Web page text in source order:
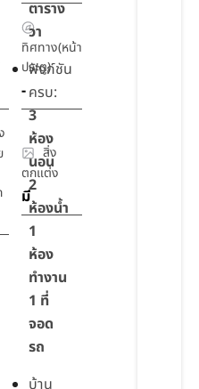
ทิศทาง(หน้า
ประตู)
-
สิ่ง
ตกแต่ง
มี
ตาราง
วา
ฟังก์ชัน
ครบ:
3
ห้อง
นอน
2
ห้องน้ำ
1
ห้อง
ทำงาน
1 ที่
จอด
รถ
บ้าน